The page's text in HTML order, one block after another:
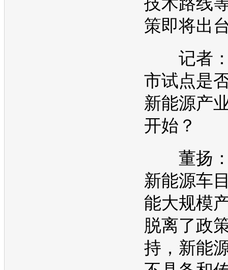
策即将出
记者：
市试点是
新能源产
开始？
董扬：
新能源车
能大规模
脱离了政
持， 新能